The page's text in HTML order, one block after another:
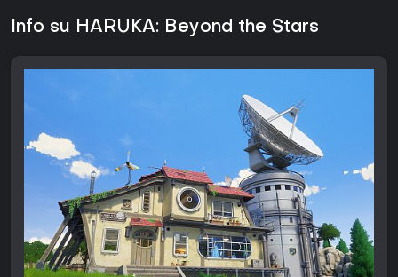
Info su HARUKA: Beyond the Stars